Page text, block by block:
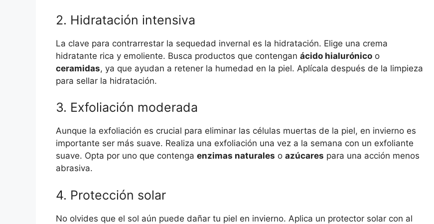
2. Hidratación intensiva
La clave para contrarrestar la sequedad invernal es la hidratación. Elige una crema
hidratante rica y emoliente. Busca productos que contengan ácido hialurónico o
ceramidas, ya que ayudan a retener la humedad en la piel. Aplícala después de la limpieza
para sellar la hidratación.
3. Exfoliación moderada
Aunque la exfoliación es crucial para eliminar las células muertas de la piel, en invierno es
importante ser más suave. Realiza una exfoliación una vez a la semana con un exfoliante
suave. Opta por uno que contenga enzimas naturales o azúcares para una acción menos
abrasiva.
4. Protección solar
No olvides que el sol aún puede dañar tu piel en invierno. Aplica un protector solar con al